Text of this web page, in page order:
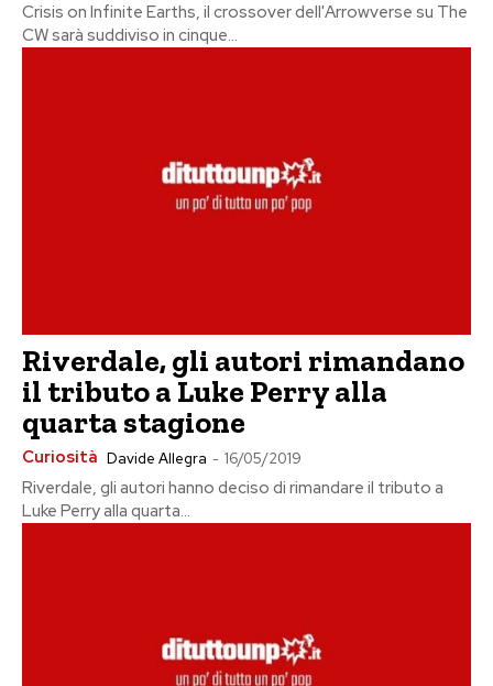
Crisis on Infinite Earths, il crossover dell'Arrowverse su The
CW sarà suddiviso in cinque...
Riverdale, gli autori rimandano
il tributo a Luke Perry alla
quarta stagione
Curiosità Davide Allegra - 16/05/2019
Riverdale, gli autori hanno deciso di rimandare il tributo a
Luke Perry alla quarta...